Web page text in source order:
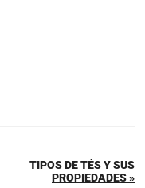
TIPOS DE TÉS Y SUS
PROPIEDADES »